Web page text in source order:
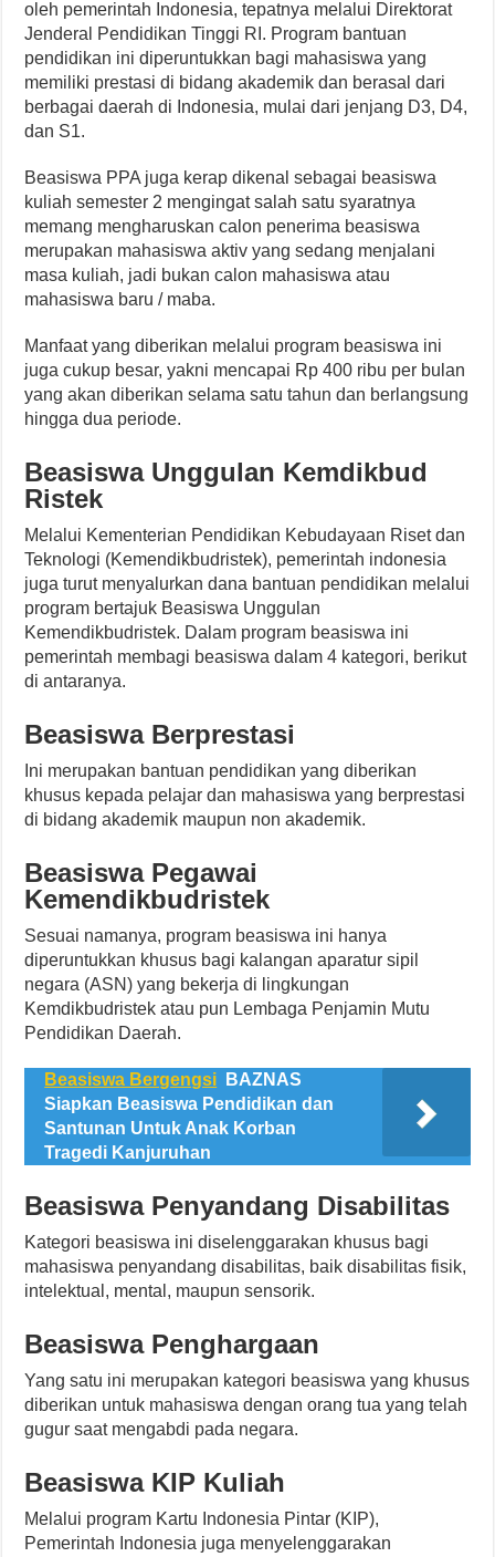
oleh pemerintah Indonesia, tepatnya melalui Direktorat
Jenderal Pendidikan Tinggi RI. Program bantuan
pendidikan ini diperuntukkan bagi mahasiswa yang
memiliki prestasi di bidang akademik dan berasal dari
berbagai daerah di Indonesia, mulai dari jenjang D3, D4,
dan S1.
Beasiswa PPA juga kerap dikenal sebagai beasiswa
kuliah semester 2 mengingat salah satu syaratnya
memang mengharuskan calon penerima beasiswa
merupakan mahasiswa aktiv yang sedang menjalani
masa kuliah, jadi bukan calon mahasiswa atau
mahasiswa baru / maba.
Manfaat yang diberikan melalui program beasiswa ini
juga cukup besar, yakni mencapai Rp 400 ribu per bulan
yang akan diberikan selama satu tahun dan berlangsung
hingga dua periode.
Beasiswa Unggulan Kemdikbud
Ristek
Melalui Kementerian Pendidikan Kebudayaan Riset dan
Teknologi (Kemendikbudristek), pemerintah indonesia
juga turut menyalurkan dana bantuan pendidikan melalui
program bertajuk Beasiswa Unggulan
Kemendikbudristek. Dalam program beasiswa ini
pemerintah membagi beasiswa dalam 4 kategori, berikut
di antaranya.
Beasiswa Berprestasi
Ini merupakan bantuan pendidikan yang diberikan
khusus kepada pelajar dan mahasiswa yang berprestasi
di bidang akademik maupun non akademik.
Beasiswa Pegawai
Kemendikbudristek
Sesuai namanya, program beasiswa ini hanya
diperuntukkan khusus bagi kalangan aparatur sipil
negara (ASN) yang bekerja di lingkungan
Kemdikbudristek atau pun Lembaga Penjamin Mutu
Pendidikan Daerah.
Beasiswa Bergengsi
BAZNAS
Siapkan Beasiswa Pendidikan dan
Santunan Untuk Anak Korban
Tragedi Kanjuruhan
Beasiswa Penyandang Disabilitas
Kategori beasiswa ini diselenggarakan khusus bagi
mahasiswa penyandang disabilitas, baik disabilitas fisik,
intelektual, mental, maupun sensorik.
Beasiswa Penghargaan
Yang satu ini merupakan kategori beasiswa yang khusus
diberikan untuk mahasiswa dengan orang tua yang telah
gugur saat mengabdi pada negara.
Beasiswa KIP Kuliah
Melalui program Kartu Indonesia Pintar (KIP),
Pemerintah Indonesia juga menyelenggarakan